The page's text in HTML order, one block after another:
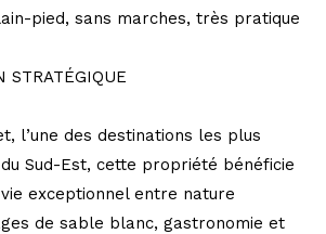
pied, sans marches, très pratique
STRATÉGIQUE
l’une des destinations les plus
du Sud-Est, cette propriété bénéficie
vie exceptionnel entre nature
de sable blanc, gastronomie et